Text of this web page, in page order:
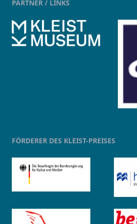
PARTNER / LINKS
FÖRDERER DES KLEIST-PREISES